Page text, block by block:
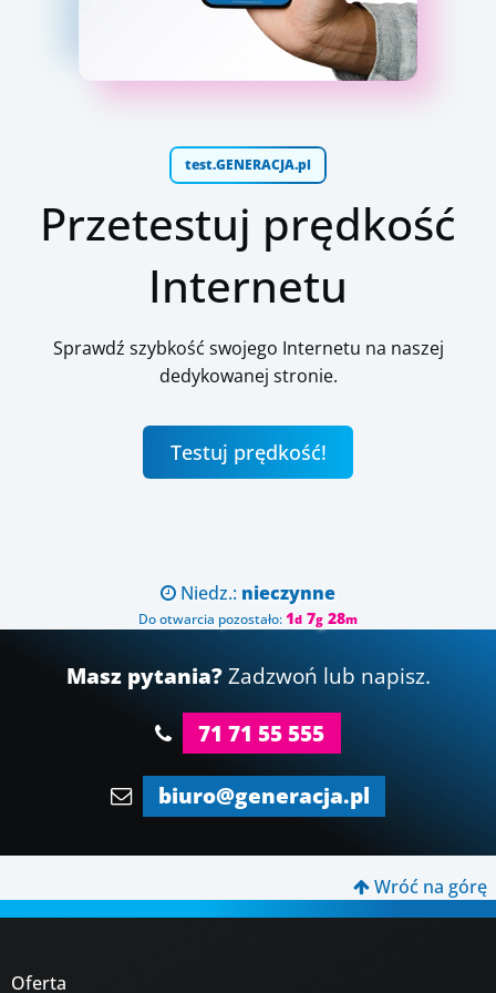
test.GENERACJA.pl
Przetestuj prędkość
Internetu
Sprawdź szybkość swojego Internetu na naszej
dedykowanej stronie.
Testuj prędkość!
 Niedz.: nieczynne
Do otwarcia pozostało:1d 7g 28m
Masz pytania?Zadzwoń lub napisz.
71 71 55 555
biuro@generacja.pl
 Wróć na górę
Oferta